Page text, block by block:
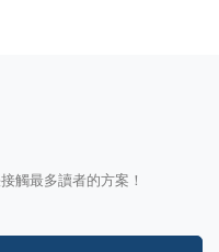
觸最多讀者的方案！